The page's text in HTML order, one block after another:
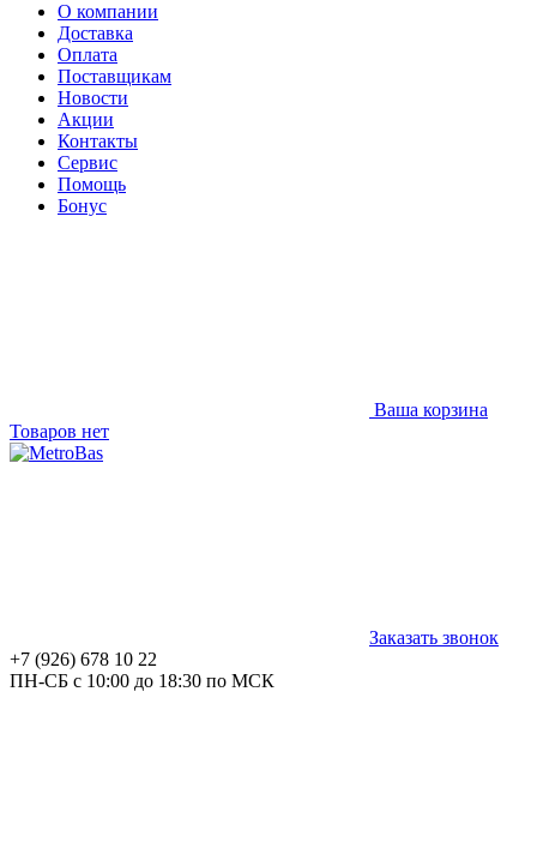
О компании
Доставка
Оплата
Поставщикам
Новости
Акции
Контакты
Сервис
Помощь
Бонус
Ваша корзина
Товаров нет
Заказать звонок
+7 (926) 678 10 22
ПН-СБ с 10:00 до 18:30 по МСК